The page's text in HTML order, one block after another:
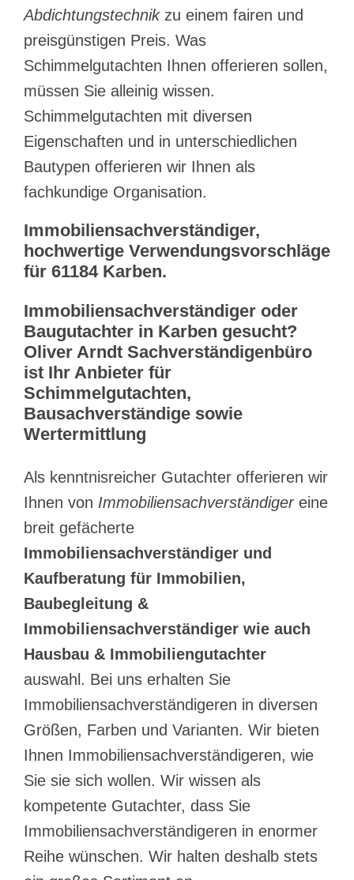
Abdichtungstechnikzu einem fairen und
preisgünstigen Preis. Was
Schimmelgutachten Ihnen offerieren sollen,
müssen Sie alleinig wissen.
Schimmelgutachten mit diversen
Eigenschaften und in unterschiedlichen
Bautypen offerieren wir Ihnen als
fachkundige Organisation.
Immobiliensachverständiger,
hochwertige Verwendungsvorschläge
für 61184 Karben.
Immobiliensachverständiger oder
Baugutachter in Karben gesucht?
Oliver Arndt Sachverständigenbüro
ist Ihr Anbieter für
Schimmelgutachten,
Bausachverständige sowie
Wertermittlung
Als kenntnisreicher Gutachter offerieren wir
Ihnen von Immobiliensachverständigereine
breit gefächerte
Immobiliensachverständiger und
Kaufberatung für Immobilien,
Baubegleitung &
Immobiliensachverständiger wie auch
Hausbau & Immobiliengutachter
auswahl. Bei uns erhalten Sie
Immobiliensachverständigeren in diversen
Größen, Farben und Varianten. Wir bieten
Ihnen Immobiliensachverständigeren, wie
Sie sie sich wollen. Wir wissen als
kompetente Gutachter, dass Sie
Immobiliensachverständigeren in enormer
Reihe wünschen. Wir halten deshalb stets